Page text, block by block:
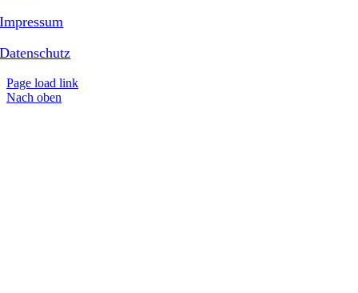
Impressum
Datenschutz
Page load link
Nach oben